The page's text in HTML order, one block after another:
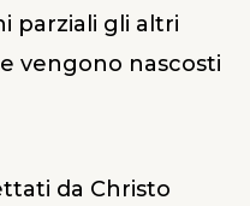
parziali gli altri
vengono nascosti
da Christo